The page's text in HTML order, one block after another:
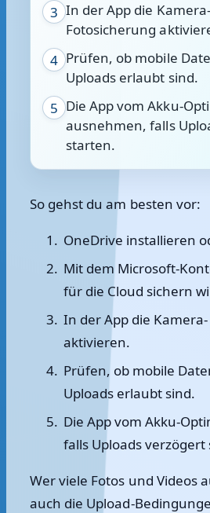
3 In der App die
Fotosicherung
4 Prüfen, ob mobile
Uploads erlaubt sind.
5 Die App vom Akku-
ausnehmen, falls
starten.
So gehst du am besten vor:
OneDrive installieren
Mit dem Microsoft-
für die Cloud sichern
In der App die
aktivieren.
Prüfen, ob mobile
Uploads erlaubt sind.
Die App vom Akku-
falls Uploads
Wer viele Fotos und Videos
auch die Upload-